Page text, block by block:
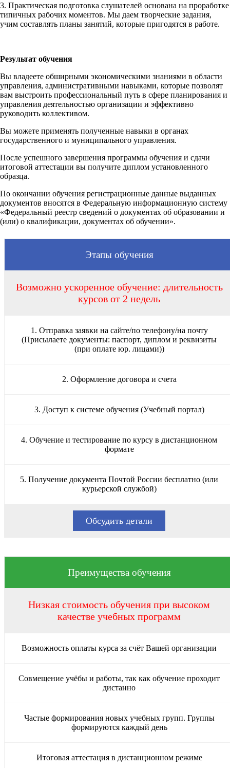
3. Практическая подготовка слушателей основана на проработке
типичных рабочих моментов. Мы даем творческие задания,
учим составлять планы занятий, которые пригодятся в работе.
Результат обучения
Вы владеете обширными экономическими знаниями в области
управления, административными навыками, которые позволят
вам выстроить профессиональный путь в сфере планирования и
управления деятельностью организации и эффективно
руководить коллективом.
Вы можете применять полученные навыки в органах
государственного и муниципального управления.
После успешного завершения программы обучения и сдачи
итоговой аттестации вы получите диплом установленного
образца.
По окончании обучения регистрационные данные выданных
документов вносятся в Федеральную информационную систему
«Федеральный реестр сведений о документах об образовании и
(или) о квалификации, документах об обучении».
Этапы обучения
Возможно ускоренное обучение: длительность
курсов от 2 недель
1. Отправка заявки на сайте/по телефону/на почту
(Присылаете документы: паспорт, диплом и реквизиты
(при оплате юр. лицами))
2. Оформление договора и счета
3. Доступ к системе обучения (Учебный портал)
4. Обучение и тестирование по курсу в дистанционном
формате
5. Получение документа Почтой России бесплатно (или
курьерской службой)
Обсудить детали
Преимущества обучения
Низкая стоимость обучения при высоком
качестве учебных программ
Возможность оплаты курса за счёт Вашей организации
Совмещение учёбы и работы, так как обучение проходит
дистанно
Частые формирования новых учебных групп. Группы
формируются каждый день
Итоговая аттестация в дистанционном режиме